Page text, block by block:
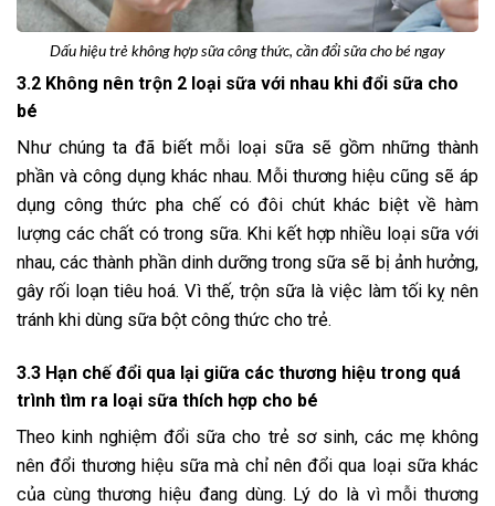
Dấu hiệu trẻ không hợp sữa công thức, cần đổi sữa cho bé ngay
3.2 Không nên trộn 2 loại sữa với nhau khi đổi sữa cho
bé
Như chúng ta đã biết mỗi loại sữa sẽ gồm những thành
phần và công dụng khác nhau. Mỗi thương hiệu cũng sẽ áp
dụng công thức pha chế có đôi chút khác biệt về hàm
lượng các chất có trong sữa. Khi kết hợp nhiều loại sữa với
nhau, các thành phần dinh dưỡng trong sữa sẽ bị ảnh hưởng,
gây rối loạn tiêu hoá. Vì thế, trộn sữa là việc làm tối kỵ nên
tránh khi dùng sữa bột công thức cho trẻ.
3.3 Hạn chế đổi qua lại giữa các thương hiệu trong quá
trình tìm ra loại sữa thích hợp cho bé
Theo kinh nghiệm đổi sữa cho trẻ sơ sinh, các mẹ không
nên đổi thương hiệu sữa mà chỉ nên đổi qua loại sữa khác
của cùng thương hiệu đang dùng. Lý do là vì mỗi thương